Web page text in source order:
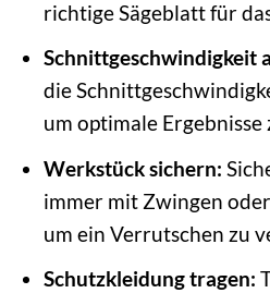
richtige Sägeblatt für
Schnittgeschwindigkeit
die
um optimale Ergebnisse
Werkstück sichern:
immer mit Zwingen
um ein Verrutschen zu
Schutzkleidung tragen: